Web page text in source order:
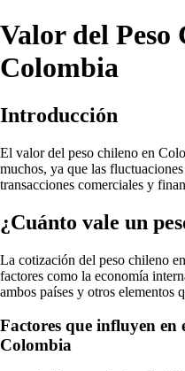
Valor del Peso
Colombia
Introducción
El valor del peso chileno en
muchos, ya que las
transacciones comerciales y
¿Cuánto vale un
La cotización del peso chileno
factores como la economía
ambos países y otros elementos
Factores que influyen en
Colombia